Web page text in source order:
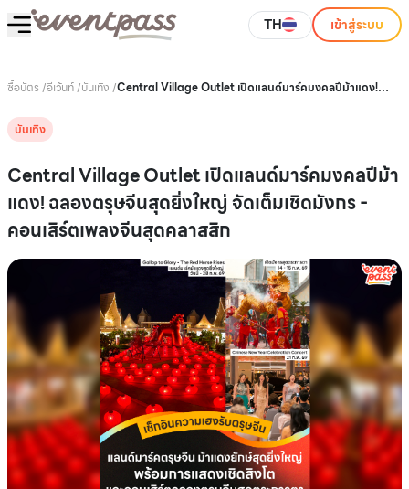
TH เข้าสู่ระบบ
ซื้อบัตร /อีเว้นท์/บันเทิง /Central Village Outlet เปิดแลนด์มาร์คมงคลปีม้าแดง!
บันเทิง
Central Village Outlet เปิดแลนด์มาร์คมงคลปีม้า
แดง! ฉลองตรุษจีนสุดยิ่งใหญ่ จัดเต็มเชิดมังกร -
คอนเสิร์ตเพลงจีนสุดคลาสสิก